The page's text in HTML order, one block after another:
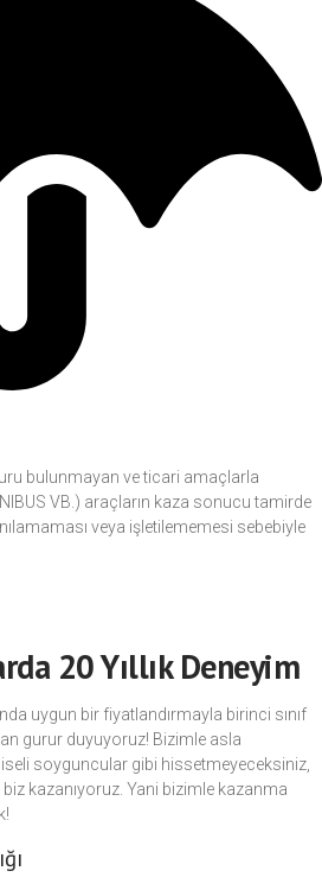
bulunmayan ve ticari amaçlarla
VB.) araçların kaza sonucu tamirde
veya işletilememesi sebebiyle
20 Yıllık Deneyim
uygun bir fiyatlandırmayla birinci sınıf
gurur duyuyoruz! Bizimle asla
soyguncular gibi hissetmeyeceksiniz,
biz kazanıyoruz. Yani bizimle kazanma